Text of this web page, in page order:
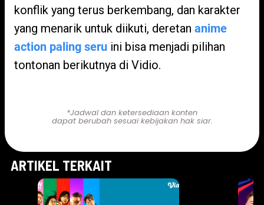
konflik yang terus berkembang, dan karakter
yang menarik untuk diikuti, deretan anime
action paling seru ini bisa menjadi pilihan
tontonan berikutnya di Vidio.
*Jadwal dan ketersediaan konten
dapat berubah sesuai kebijakan hak siar.
ARTIKEL TERKAIT